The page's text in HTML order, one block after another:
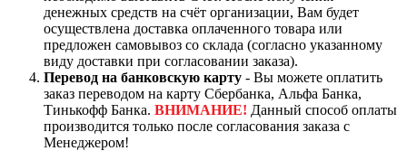
денежных средств на счёт организации, Вам будет
осуществлена доставка оплаченного товара или
предложен самовывоз со склада (согласно указанному
виду доставки при согласовании заказа).
Перевод на банковскую карту - Вы можете оплатить
заказ переводом на карту Сбербанка, Альфа Банка,
Тинькофф Банка. ВНИМАНИЕ! Данный способ оплаты
производится только после согласования заказа с
Менеджером!